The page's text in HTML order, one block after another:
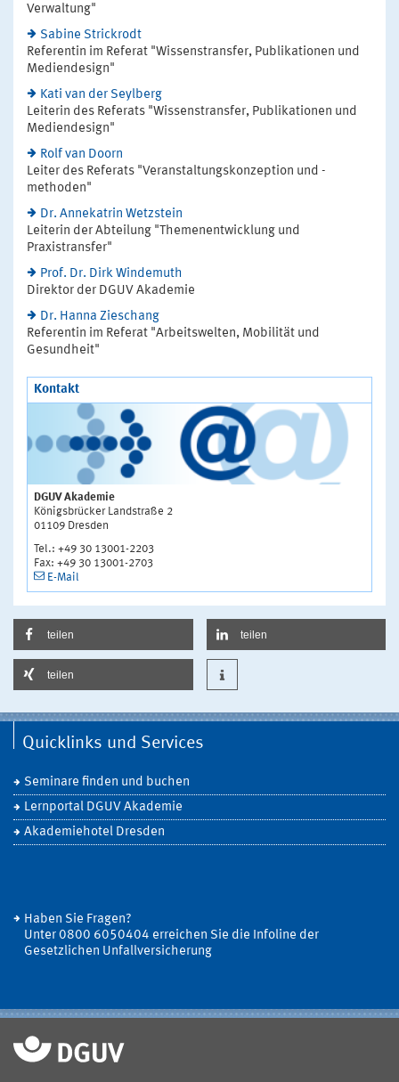
Verwaltung"
Sabine Strickrodt
Referentin im Referat "Wissenstransfer, Publikationen und
Mediendesign"
Kati van der Seylberg
Leiterin des Referats "Wissenstransfer, Publikationen und
Mediendesign"
Rolf van Doorn
Leiter des Referats "Veranstaltungskonzeption und -
methoden"
Dr. Annekatrin Wetzstein
Leiterin der Abteilung "Themenentwicklung und
Praxistransfer"
Prof. Dr. Dirk Windemuth
Direktor der DGUV Akademie
Dr. Hanna Zieschang
Referentin im Referat "Arbeitswelten, Mobilität und
Gesundheit"
Kontakt
DGUV Akademie
Königsbrücker Landstraße 2
01109 Dresden
Tel.: +49 30 13001-2203
Fax: +49 30 13001-2703
E-Mail
teilen teilen
teilen
Quicklinks und Services
Seminare finden und buchen
Lernportal DGUV Akademie
Akademiehotel Dresden
Haben Sie Fragen?
Unter 0800 6050404 erreichen Sie die Infoline der
Gesetzlichen Unfallversicherung